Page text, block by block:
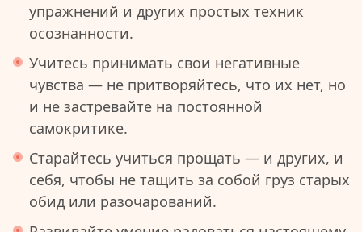
упражнений и других простых техник
осознанности.
Учитесь принимать свои негативные
чувства — не притворяйтесь, что их нет, но
и не застревайте на постоянной
самокритике.
Старайтесь учиться прощать — и других, и
себя, чтобы не тащить за собой груз старых
обид или разочарований.